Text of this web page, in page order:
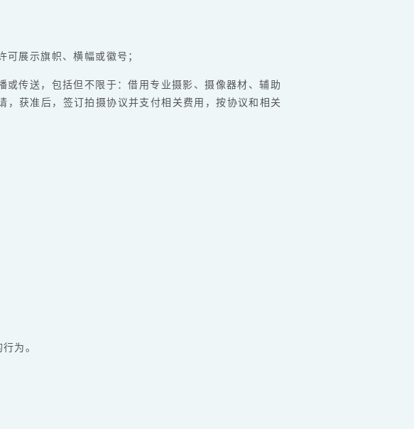
展示旗帜、横幅或徽号；
传送，包括但不限于：借用专业摄影、摄像器材、辅助
获准后，签订拍摄协议并支付相关费用，按协议和相关
为。